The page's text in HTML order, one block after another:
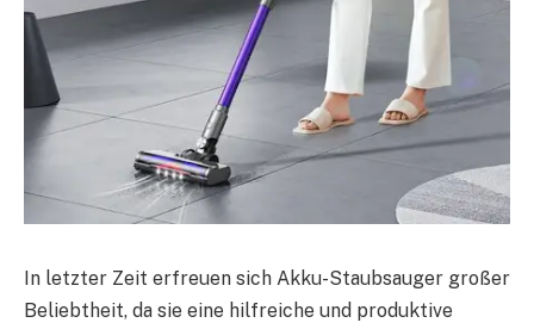
In letzter Zeit erfreuen sich Akku-Staubsauger großer
Beliebtheit, da sie eine hilfreiche und produktive